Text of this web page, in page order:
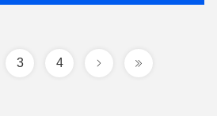
3 4